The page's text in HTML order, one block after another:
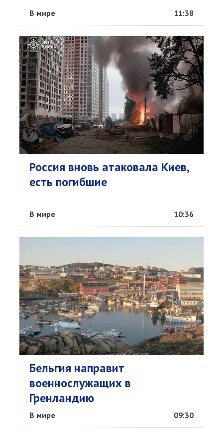
В мире 11:38
Россия вновь атаковала Киев,
есть погибшие
В мире 10:36
Бельгия направит
военнослужащих в
Гренландию
В мире 09:30